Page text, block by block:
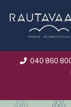
040 860